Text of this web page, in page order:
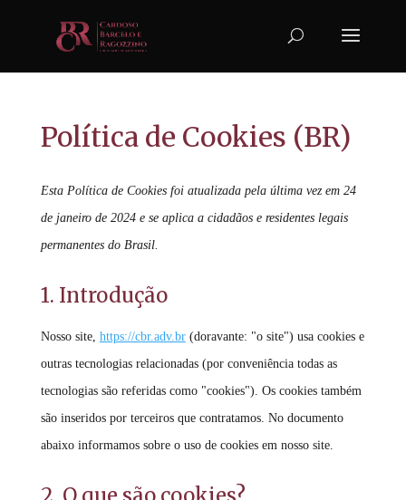
Política de Cookies (BR)
Esta Política de Cookies foi atualizada pela última vez em 24
de janeiro de 2024 e se aplica a cidadãos e residentes legais
permanentes do Brasil.
1. Introdução
Nosso site, https://cbr.adv.br(doravante: "o site") usa cookies e
outras tecnologias relacionadas (por conveniência todas as
tecnologias são referidas como "cookies"). Os cookies também
são inseridos por terceiros que contratamos. No documento
abaixo informamos sobre o uso de cookies em nosso site.